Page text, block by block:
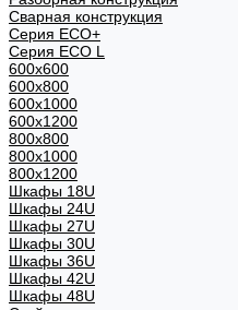
Сварная конструкция
Серия ECO+
Серия ECO L
600x600
600x800
600х1000
600х1200
800x800
800х1000
800х1200
Шкафы 18U
Шкафы 24U
Шкафы 27U
Шкафы 30U
Шкафы 36U
Шкафы 42U
Шкафы 48U